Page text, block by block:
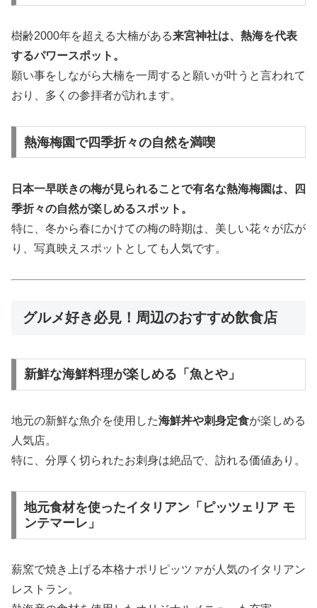
樹齢2000年を超える大楠がある来宮神社は、熱海を代表
するパワースポット。
願い事をしながら大楠を一周すると願いが叶うと言われて
おり、多くの参拝者が訪れます。
熱海梅園で四季折々の自然を満喫
日本一早咲きの梅が見られることで有名な熱海梅園は、四
季折々の自然が楽しめるスポット。
特に、冬から春にかけての梅の時期は、美しい花々が広が
り、写真映えスポットとしても人気です。
グルメ好き必見！周辺のおすすめ飲食店
新鮮な海鮮料理が楽しめる「魚とや」
地元の新鮮な魚介を使用した海鮮丼や刺身定食が楽しめる
人気店。
特に、分厚く切られたお刺身は絶品で、訪れる価値あり。
地元食材を使ったイタリアン「ピッツェリア モ
ンテマーレ」
薪窯で焼き上げる本格ナポリピッツァが人気のイタリアン
レストラン。